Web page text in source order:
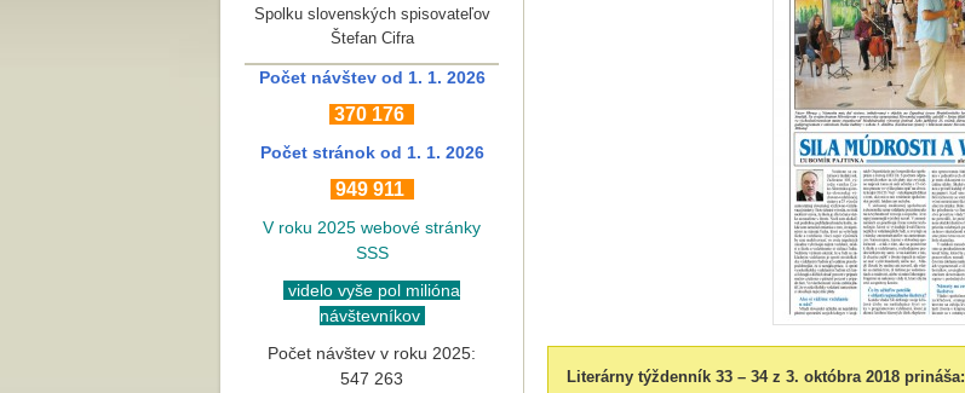
Literárny týždenník 33 – 34 z 3. októbra 2018 prináša:
Spolku slovenských spisovateľov
Štefan Cifra
Počet návštev od 1. 1. 2026
370 176
Počet stránok od 1. 1. 2026
949 911
V roku 2025 webové stránky
SSS
videlo vyše pol milióna
návštevníkov
Počet návštev v roku 2025:
547 263